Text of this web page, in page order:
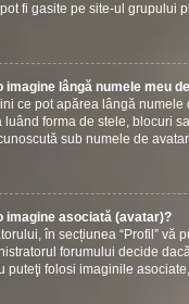
fi gasite pe site-ul grupului
imagine lângă numele meu
ce pot apărea lângă
luând forma de stele, blocuri
sub numele de
imagine asociată (avatar)?
în secțiunea “Profil”
forumului decide
puteţi folosi imaginile